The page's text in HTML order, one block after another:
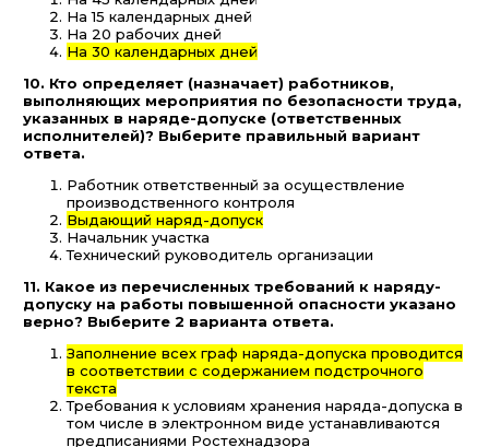
На 15 календарных дней
На 20 рабочих дней
На 30 календарных дней
10. Кто определяет (назначает) работников,
выполняющих мероприятия по безопасности труда,
указанных в наряде-допуске (ответственных
исполнителей)? Выберите правильный вариант
ответа.
Работник ответственный за осуществление
производственного контроля
Выдающий наряд-допуск
Начальник участка
Технический руководитель организации
11. Какое из перечисленных требований к наряду-
допуску на работы повышенной опасности указано
верно? Выберите 2 варианта ответа.
Заполнение всех граф наряда-допуска проводится
в соответствии с содержанием подстрочного
текста
Требования к условиям хранения наряда-допуска в
том числе в электронном виде устанавливаются
предписаниями Ростехнадзора